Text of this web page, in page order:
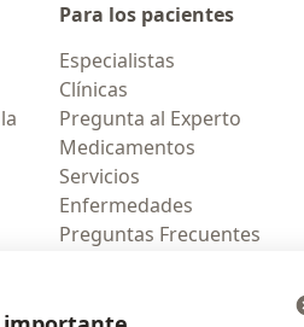
Para los pacientes
Especialistas
Clínicas
Pregunta al Experto
Medicamentos
Servicios
Enfermedades
Preguntas Frecuentes